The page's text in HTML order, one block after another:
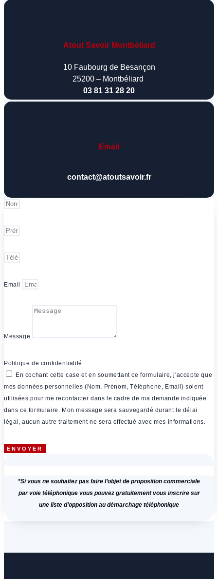
Atout Savoir Montbéliard
10 Faubourg de Besançon
25200 – Montbéliard
03 81 31 28 20
Email
contact@atoutsavoir.fr
Email
Message
Politique de confidentialité
En cochant cette case et en soumettant ce formulaire, j'accepte que
mes données personnelles (Nom, Prénom, Téléphone, Email) soient
utilisées pour me recontacter dans le cadre de ma demande indiquée
dans ce formulaire. Mon message sera sauvegardé durant le délai
légal, aucun autre traitement ne sera effectué avec mes informations.
ENVOYER
*Si vous ne souhaitez pas faire l’objet de proposition commerciale
par voie téléphonique vous pouvez gratuitement vous inscrire sur
une liste d’opposition au démarchage téléphonique